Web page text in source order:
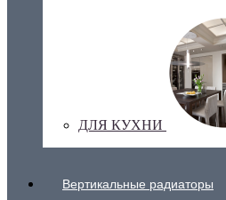
ДЛЯ КУХНИ
Вертикальные радиаторы